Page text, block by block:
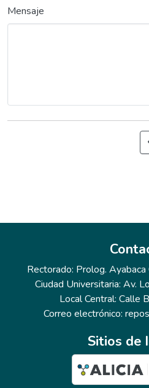
Mensaje
Rectorado: Prolog.
Ciudad Universitaria: Av.
Local Central: Calle
Correo electrónico:
Sitios de